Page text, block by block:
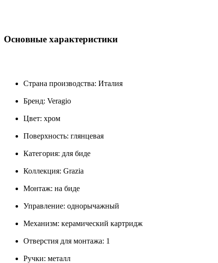
Основные характеристики
Страна производства: Италия
Бренд: Veragio
Цвет: хром
Поверхность: глянцевая
Категория: для биде
Коллекция: Grazia
Монтаж: на биде
Управление: однорычажный
Механизм: керамический картридж
Отверстия для монтажа: 1
Ручки: металл